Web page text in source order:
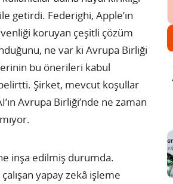
getirdi. Federighi, Apple’ın
koruyan çeşitli çözüm
ne var ki Avrupa Birliği
bu önerileri kabul
Şirket, mevcut koşullar
Avrupa Birliği’nde ne zaman
inşa edilmiş durumda.
yapay zekâ işleme